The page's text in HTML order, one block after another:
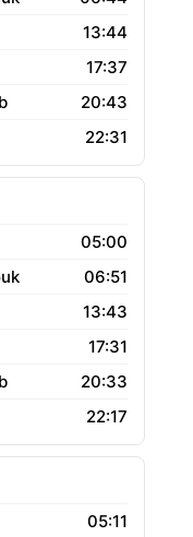
13:44
17:37
20:43
22:31
05:00
06:51
13:43
17:31
20:33
22:17
05:11